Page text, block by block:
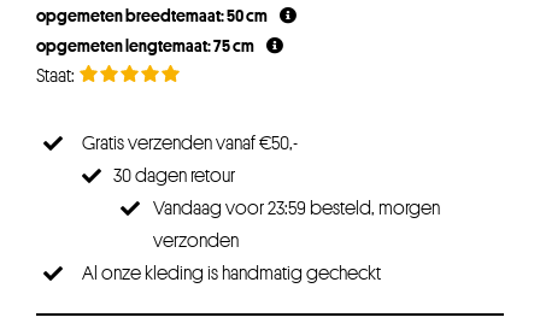
opgemeten breedtemaat: 50 cm
opgemeten lengtemaat: 75 cm
Gratis verzenden vanaf €50,-
30 dagen retour
Vandaag voor 23:59 besteld, morgen
verzonden
Al onze kleding is handmatig gecheckt